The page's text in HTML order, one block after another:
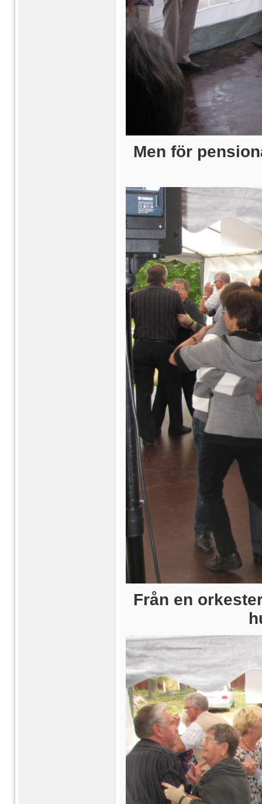
Men för
Från en